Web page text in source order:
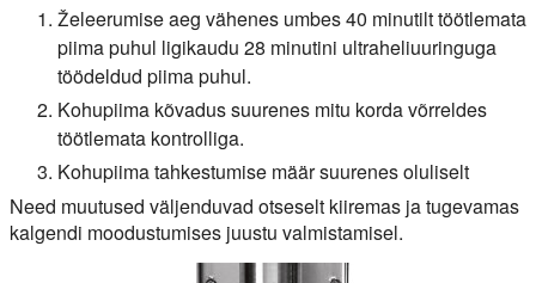
Želeerumise aeg vähenes umbes 40 minutilt töötlemata
piima puhul ligikaudu 28 minutini ultraheliuuringuga
töödeldud piima puhul.
Kohupiima kõvadus suurenes mitu korda võrreldes
töötlemata kontrolliga.
Kohupiima tahkestumise määr suurenes oluliselt
Need muutused väljenduvad otseselt kiiremas ja tugevamas
kalgendi moodustumises juustu valmistamisel.